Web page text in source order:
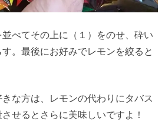
並べてその上に（１）をのせ、砕い
。最後にお好みでレモンを絞ると
な方は、レモンの代わりにタバス
せるとさらに美味しいですよ！